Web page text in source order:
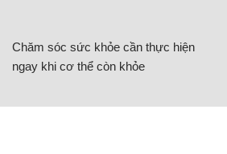
Chăm sóc sức khỏe cần thực hiện
ngay khi cơ thể còn khỏe